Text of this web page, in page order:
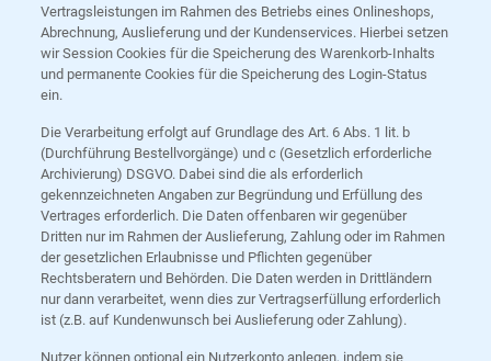
Vertragsleistungen im Rahmen des Betriebs eines Onlineshops,
Abrechnung, Auslieferung und der Kundenservices. Hierbei setzen
wir Session Cookies für die Speicherung des Warenkorb-Inhalts
und permanente Cookies für die Speicherung des Login-Status
ein.
Die Verarbeitung erfolgt auf Grundlage des Art. 6 Abs. 1 lit. b
(Durchführung Bestellvorgänge) und c (Gesetzlich erforderliche
Archivierung) DSGVO. Dabei sind die als erforderlich
gekennzeichneten Angaben zur Begründung und Erfüllung des
Vertrages erforderlich. Die Daten offenbaren wir gegenüber
Dritten nur im Rahmen der Auslieferung, Zahlung oder im Rahmen
der gesetzlichen Erlaubnisse und Pflichten gegenüber
Rechtsberatern und Behörden. Die Daten werden in Drittländern
nur dann verarbeitet, wenn dies zur Vertragserfüllung erforderlich
ist (z.B. auf Kundenwunsch bei Auslieferung oder Zahlung).
Nutzer können optional ein Nutzerkonto anlegen, indem sie